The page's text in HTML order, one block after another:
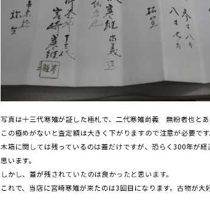
写真は十三代寒雉が証した極札で、二代寒雉尚義 無紛者也とあ
この極めがないと査定額は大きく下がりますので注意が必要です
木箱に関しては残っているのは蓋だけですが、恐らく300年が
思います。
しかし、蓋が残されていたのは良かったと思います。
これで、当店に宮崎寒雉が来たのは3回目になります。古物が大